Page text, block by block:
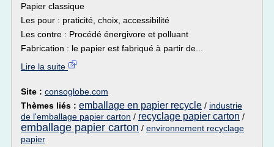
Papier classique
Les pour : praticité, choix, accessibilité
Les contre : Procédé énergivore et polluant
Fabrication : le papier est fabriqué à partir de...
Lire la suite
Site : consoglobe.com
Thèmes liés : emballage en papier recycle / industrie
de l'emballage papier carton / recyclage papier carton /
emballage papier carton / environnement recyclage
papier